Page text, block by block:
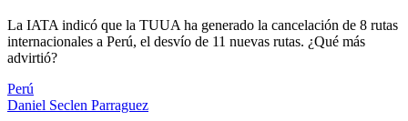
La IATA indicó que la TUUA ha generado la cancelación de 8 rutas
internacionales a Perú, el desvío de 11 nuevas rutas. ¿Qué más
advirtió?
Perú
Daniel Seclen Parraguez